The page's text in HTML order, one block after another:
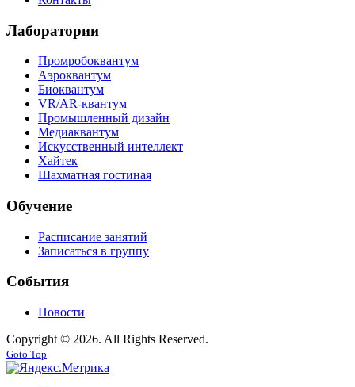
Лаборатории
Промробоквантум
Аэроквантум
Биоквантум
VR/AR-квантум
Промышленный дизайн
Медиаквантум
Искусственный интеллект
Хайтек
Шахматная гостиная
Обучение
Расписание занятий
Записаться в группу
События
Новости
Copyright © 2026. All Rights Reserved.
Goto Top